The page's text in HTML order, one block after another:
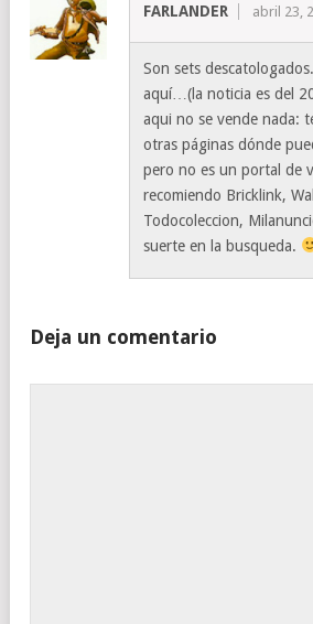
FARLANDER abril 23,
Son sets
aquí…(la noticia es del
aqui no se vende nada:
otras páginas dónde
pero no es un portal de
recomiendo Bricklink,
Todocoleccion,
suerte en la busqueda.
Deja un comentario